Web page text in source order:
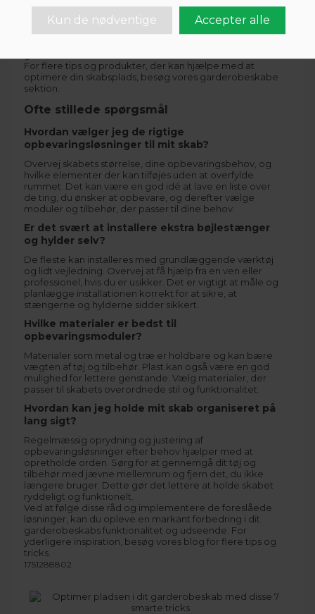
og effektive udtrækssystemer sikrer, at du udnytter hver
centimeter af skabet, mens kurve og beholdere holder
orden på tilbehør og småting. Disse løsninger gør det
For flere tips og produkter, der kan hjælpe med at
optimere din skabsplads, besøg vores garderobeskabe
sektion.
Ofte stillede spørgsmål
Hvordan vælger jeg de rigtige
opbevaringsløsninger til mit skab?
Overvej skabets størrelse, dine opbevaringsbehov, og
hvilke elementer der kan tilføjes uden at overfylde
rummet. Det kan være en god idé at lave en liste over
de ting, du ønsker at opbevare, og derefter vælge
moduler og tilbehør, der passer til dine behov.
Er det svært at installere ekstra bøjlestænger
og hylder selv?
De fleste kan installeres med grundlæggende værktøj
og lidt vejledning. Overvej at få hjælp fra en ven eller
professionel, hvis du er usikker. Det er vigtigt at måle og
planlægge installationen korrekt for at sikre, at
stængerne og hylderne sidder sikkert.
Hvilke materialer er bedst til
opbevaringsmoduler?
Materialer som metal og træ er holdbare og kan bære
vægten af tøj og tilbehør. Plast kan også være en god
mulighed for lettere genstande. Vælg materialer, der
passer til skabets overordnede stil og funktionalitet.
Hvordan kan jeg holde mit skab organiseret på
lang sigt?
Regelmæssig oprydning og justering af
opbevaringsløsninger efter behov hjælper med at
opretholde orden. Sørg for at gennemgå dit tøj og
tilbehør med jævne mellemrum og fjern det, du ikke
længere bruger. Dette gør det lettere at holde skabet
ryddeligt og funktionelt.
Ved at følge disse råd og implementere de foreslåede
løsninger, kan du opleve en markant forbedring i dit
garderobeskabs funktionalitet og udseende. For
yderligere inspiration, besøg vores blog for flere tips og
tricks.
1751288802